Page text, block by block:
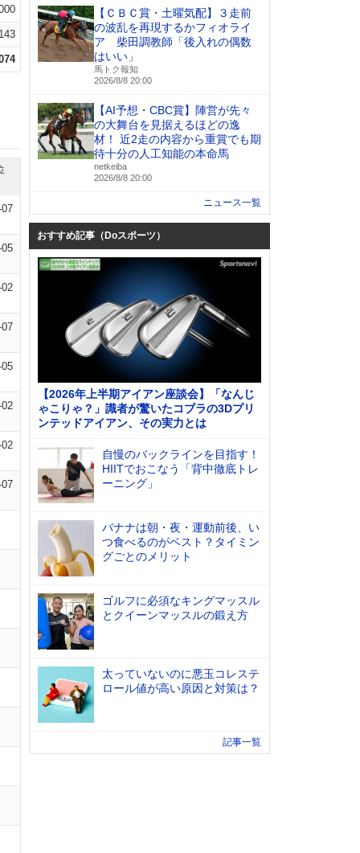
【ＣＢＣ賞・土曜気配】３走前
の波乱を再現するかフィオライ
ア 柴田調教師「後入れの偶数
はいい」
馬トク報知
2026/8/8 20:00
【AI予想・CBC賞】陣営が先々
の大舞台を見据えるほどの逸
材！ 近2走の内容から重賞でも期
待十分の人工知能の本命馬
netkeiba
2026/8/8 20:00
ニュース一覧
おすすめ記事（Doスポーツ）
【2026年上半期アイアン座談会】「なんじ
ゃこりゃ？」識者が驚いたコブラの3Dプリ
ンテッドアイアン、その実力とは
自慢のバックラインを目指す！
HIITでおこなう「背中徹底トレ
ーニング」
バナナは朝・夜・運動前後、い
つ食べるのがベスト？タイミン
グごとのメリット
ゴルフに必須なキングマッスル
とクイーンマッスルの鍛え方
太っていないのに悪玉コレステ
ロール値が高い原因と対策は？
記事一覧